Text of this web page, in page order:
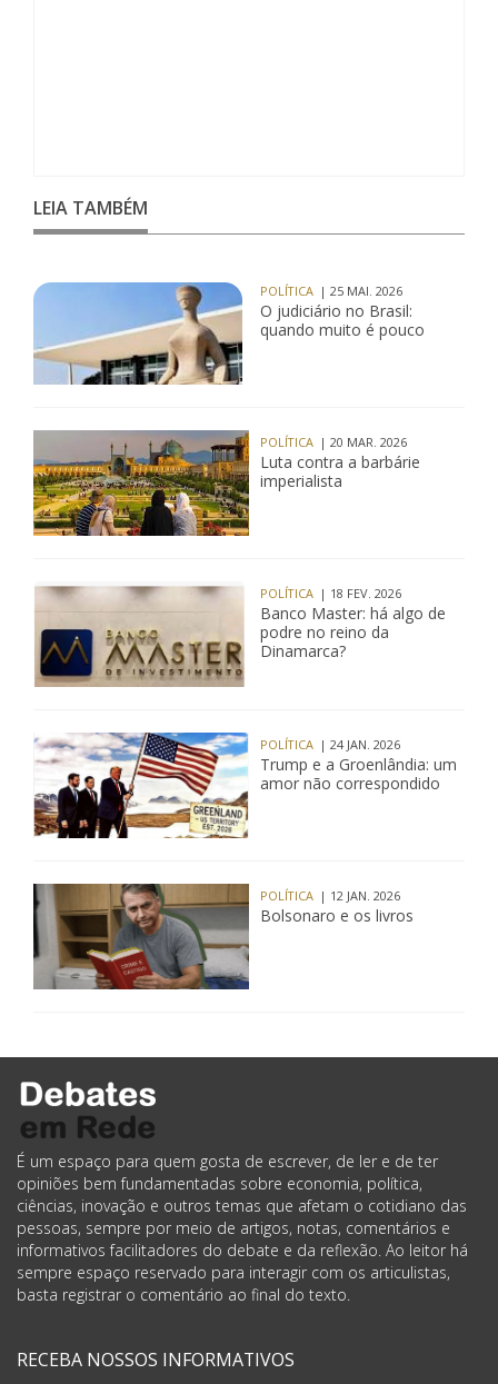
LEIA TAMBÉM
POLÍTICA | 25 MAI. 2026
O judiciário no Brasil:
quando muito é pouco
POLÍTICA | 20 MAR. 2026
Luta contra a barbárie
imperialista
POLÍTICA | 18 FEV. 2026
Banco Master: há algo de
podre no reino da
Dinamarca?
POLÍTICA | 24 JAN. 2026
Trump e a Groenlândia: um
amor não correspondido
POLÍTICA | 12 JAN. 2026
Bolsonaro e os livros
É um espaço para quem gosta de escrever, de ler e de ter
opiniões bem fundamentadas sobre economia, política,
ciências, inovação e outros temas que afetam o cotidiano das
pessoas, sempre por meio de artigos, notas, comentários e
informativos facilitadores do debate e da reflexão. Ao leitor há
sempre espaço reservado para interagir com os articulistas,
basta registrar o comentário ao final do texto.
RECEBA NOSSOS INFORMATIVOS